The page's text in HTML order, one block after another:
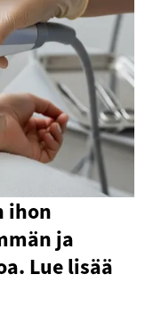
ihon
ja
Lue lisää